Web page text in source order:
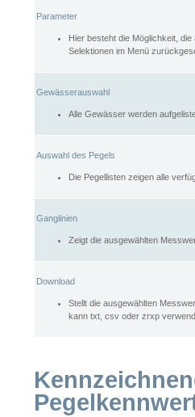
Parameter
Hier besteht die Möglichkeit,
Selektionen im Menü
Gewässerauswahl
Alle Gewässer werden
Auswahl des Pegels
Die Pegellisten zeigen alle
Ganglinien
Zeigt die ausgewählten
Download
Stellt die ausgewählten
kann txt, csv oder zrxp